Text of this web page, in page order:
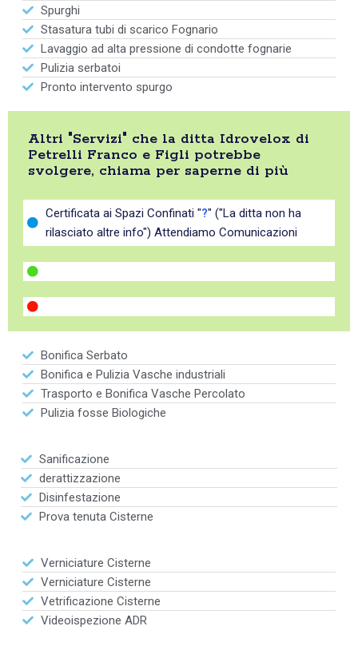
Spurghi
Stasatura tubi di scarico Fognario
Lavaggio ad alta pressione di condotte fognarie
Pulizia serbatoi
Pronto intervento spurgo
Altri "Servizi" che la ditta Idrovelox di
Petrelli Franco e Figli potrebbe
svolgere, chiama per saperne di più
Certificata ai Spazi Confinati "?" ("La ditta non ha
rilasciato altre info") Attendiamo Comunicazioni
Bonifica Serbato
Bonifica e Pulizia Vasche industriali
Trasporto e Bonifica Vasche Percolato
Pulizia fosse Biologiche
Sanificazione
derattizzazione
Disinfestazione
Prova tenuta Cisterne
Verniciature Cisterne
Verniciature Cisterne
Vetrificazione Cisterne
Videoispezione ADR